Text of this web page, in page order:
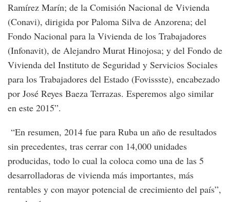
Ramírez Marín; de la Comisión Nacional de Vivienda
(Conavi), dirigida por Paloma Silva de Anzorena; del
Fondo Nacional para la Vivienda de los Trabajadores
(Infonavit), de Alejandro Murat Hinojosa; y del Fondo de
Vivienda del Instituto de Seguridad y Servicios Sociales
para los Trabajadores del Estado (Fovissste), encabezado
por José Reyes Baeza Terrazas. Esperemos algo similar
en este 2015”.
“En resumen, 2014 fue para Ruba un año de resultados
sin precedentes, tras cerrar con 14,000 unidades
producidas, todo lo cual la coloca como una de las 5
desarrolladoras de vivienda más importantes, más
rentables y con mayor potencial de crecimiento del país”,